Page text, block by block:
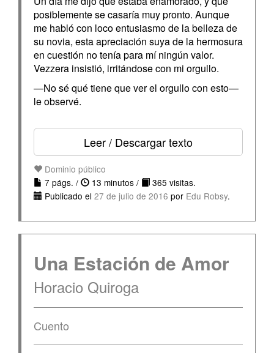
posiblemente se casaría muy pronto. Aunque
me habló con loco entusiasmo de la belleza de
su novia, esta apreciación suya de la hermosura
en cuestión no tenía para mí ningún valor.
Vezzera insistió, irritándose con mi orgullo.
—No sé qué tiene que ver el orgullo con esto—
le observé.
Leer / Descargar texto
Dominio público
7 págs. /
13 minutos /
365 visitas.
Publicado el 27 de julio de 2016 por Edu Robsy.
Una Estación de Amor
Horacio Quiroga
Cuento